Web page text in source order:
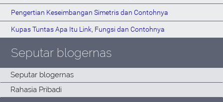
Pengertian Keseimbangan Simetris dan Contohnya
Kupas Tuntas Apa Itu Link, Fungsi dan Contohnya
Seputar blogernas